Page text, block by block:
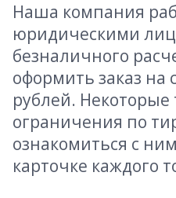
Наша компания
юридическими
безналичного
оформить заказ на
рублей.
ограничения по
ознакомиться с
карточке каждого